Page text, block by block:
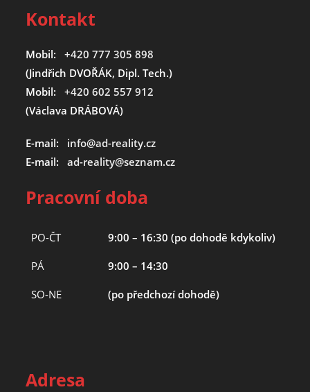
Kontakt
Mobil:+420 777 305 898
(Jindřich DVOŘÁK, Dipl. Tech.)
Mobil:+420 602 557 912
(Václava DRÁBOVÁ)
E-mail: info@ad-reality.cz
E-mail:ad-reality@seznam.cz
Pracovní doba
PO-ČT 9:00 – 16:30 (po dohodě kdykoliv)
PÁ 9:00 – 14:30
SO-NE (po předchozí dohodě)
Adresa